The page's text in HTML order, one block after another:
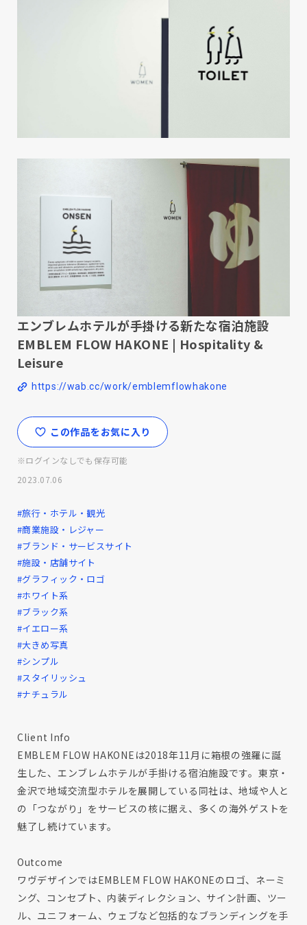
エンブレムホテルが手掛ける新たな宿泊施設
EMBLEM FLOW HAKONE | Hospitality &
Leisure
https://wab.cc/work/emblemflowhakone
この作品をお気に入り
※ログインなしでも保存可能
2023.07.06
#旅行・ホテル・観光
#商業施設・レジャー
#ブランド・サービスサイト
#施設・店舗サイト
#グラフィック・ロゴ
#ホワイト系
#ブラック系
#イエロー系
#大きめ写真
#シンプル
#スタイリッシュ
#ナチュラル
Client Info
EMBLEM FLOW HAKONEは2018年11月に箱根の強羅に誕
生した、エンブレムホテルが手掛ける宿泊施設です。東京・
金沢で地域交流型ホテルを展開している同社は、地域や人と
の「つながり」をサービスの核に据え、多くの海外ゲストを
魅了し続けています。
Outcome
ワヴデザインではEMBLEM FLOW HAKONEのロゴ、ネーミ
ング、コンセプト、内装ディレクション、サイン計画、ツー
ル、ユニフォーム、ウェブなど包括的なブランディングを手